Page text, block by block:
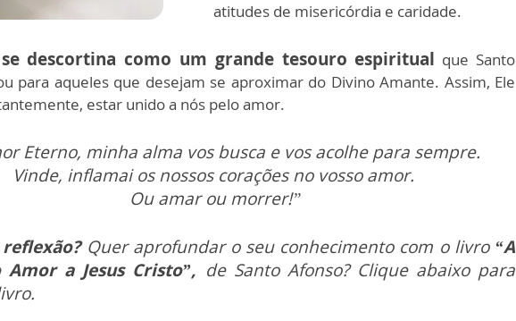
atitudes de misericórdia e caridade.
descortina como um grande tesouro espiritual que Santo
para aqueles que desejam se aproximar do Divino Amante. Assim, Ele
estar unido a nós pelo amor.
Eterno, minha alma vos busca e vos acolhe para sempre.
Vinde, inflamai os nossos corações no vosso amor.
Ou amar ou morrer!”
Quer aprofundar o seu conhecimento com o livro “A
a Jesus Cristo”, de Santo Afonso? Clique abaixo para